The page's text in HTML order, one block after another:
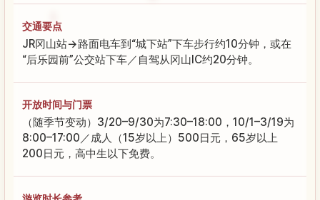
交通要点
JR冈山站→路面电车到“城下站”下车步行约10分钟，或在
“后乐园前”公交站下车／自驾从冈山IC约20分钟。
开放时间与门票
（随季节变动）3/20–9/30为7:30–18:00，10/1–3/19为
8:00–17:00／成人（15岁以上）500日元，65岁以上
200日元，高中生以下免费。